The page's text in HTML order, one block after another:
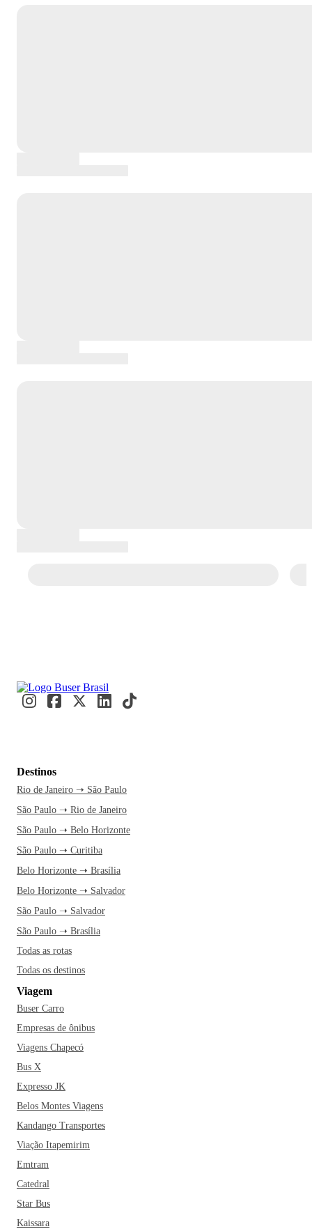
Destinos
Rio de Janeiro ➝ São Paulo
São Paulo ➝ Rio de Janeiro
São Paulo ➝ Belo Horizonte
São Paulo ➝ Curitiba
Belo Horizonte ➝ Brasília
Belo Horizonte ➝ Salvador
São Paulo ➝ Salvador
São Paulo ➝ Brasília
Todas as rotas
Todas os destinos
Viagem
Buser Carro
Empresas de ônibus
Viagens Chapecó
Bus X
Expresso JK
Belos Montes Viagens
Kandango Transportes
Viação Itapemirim
Emtram
Catedral
Star Bus
Kaissara